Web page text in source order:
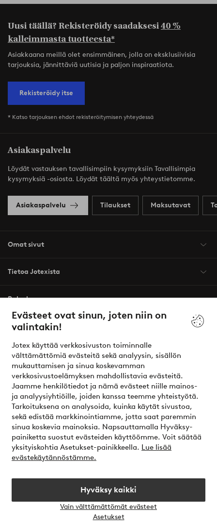
Evästeet ovat sinun, joten niin on
valintakin!
Jotex käyttää verkkosivuston toiminnalle
välttämättömiä evästeitä sekä analyysin, sisällön
mukauttamisen ja sinua koskevamman
verkkosivustoelämyksen mahdollistavia evästeitä.
Jaamme henkilötiedot ja nämä evästeet niille mainos-
ja analyysiyhtiöille, joiden kanssa teemme yhteistyötä.
Tarkoituksena on analysoida, kuinka käytät sivustoa,
sekä edistää markkinointiamme, jotta saat paremmin
sinua koskevia mainoksia. Napsauttamalla Hyväksy-
painiketta suostut evästeiden käyttöömme. Voit säätää
yksityiskohtia Asetukset-painikkeella. Lue lisää
evästekäytännöstämme.
Hyväksy kaikki
Vain välttämättömät evästeet
Asetukset
Uusi täällä? Rekisteröidy saadaksesi40 %
kalleimmasta tuotteesta*
Asiakkaana meillä olet ensimmäinen, jolla on eksklusiivisia
tarjouksia, jännittäviä uutisia ja paljon inspiraatiota.
Rekisteröidy itse
* Katso tarjouksen ehdot rekisteröitymisen yhteydessä
Asiakaspalvelu
Löydät vastauksen tavallisimpiin kysymyksiin Tavallisimpia
kysymyksiä -osiosta. Löydät täältä myös yhteystietomme.
Asiakaspalvelu Tilaukset Maksutavat
Omat sivut
Tietoa Jotexista
Palvelumme
Ehdot
Ystävät
Turvalliset maksut – maksa nyt tai erissä
Haluatko tietää lisää maksuvaihtoehdoistamme?
elpy